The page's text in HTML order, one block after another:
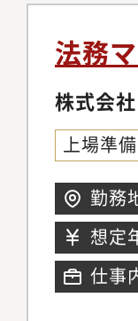
法務
株式会
上場準
勤務
想定
仕事